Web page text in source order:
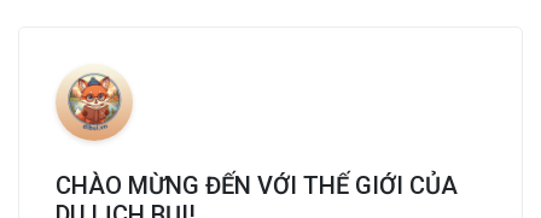
CHÀO MỪNG ĐẾN VỚI THẾ GIỚI CỦA